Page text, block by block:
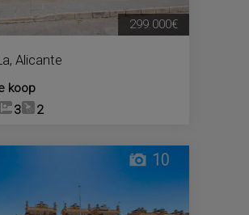
, Alicante
koop
3 2
299.000€
10